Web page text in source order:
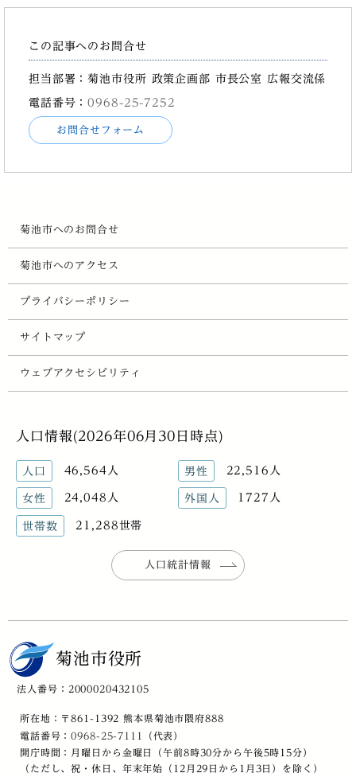
この記事へのお問合せ
担当部署：菊池市役所 政策企画部 市長公室 広報交流係
電話番号：0968-25-7252
お問合せフォーム
菊池市へのお問合せ
菊池市へのアクセス
プライバシーポリシー
サイトマップ
ウェブアクセシビリティ
人口情報(2026年06月30日時点)
人口 46,564人 男性 22,516人
女性 24,048人 外国人 1727人
世帯数 21,288世帯
人口統計情報
菊池市役所
法人番号：2000020432105
所在地：〒861-1392 熊本県菊池市隈府888
電話番号：0968-25-7111
（代表）
開庁時間：月曜日から金曜日（午前8時30分から午後5時15分）
（ただし、祝・休日、年末年始（12月29日から1月3日）を除く）